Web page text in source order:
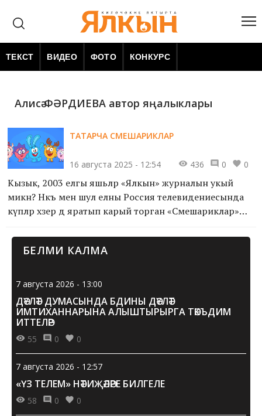
ТЕКСТ ВИДЕО ФОТО КОНКУРС
Алисә ФӘРДИЕВА автор яңалыклары
ТАТАРЧА СМЕШАРИКЛАР
16 августа 2025 - 12:54 436 0 0
Кызык, 2003 елгы яшьләр «Ялкын» журналын укый
микән? Нәкъ менә шул елны Россия телевидениесында
күпләр хәзер дә яратып карый торган «Смешариклар»
мультсериалдагы персонажлар татар дөньясында
нинди исемле булыр иде һәм нинди әдәби әсәрләр аларга
бүлештем.
БЕЛМИ КАЛМА
7 августа 2026 - 13:00
ДӘҮЛӘТ ДУМАСЫНДА БДИНЫ ДӘҮЛӘТ
ИМТИХАННАРЫНА АЛЫШТЫРЫРГА ТӘКЪДИМ
ИТТЕЛӘР
55 0 0
7 августа 2026 - 12:57
«ҮЗ ТЕЛЕМ» НӘТИҖӘЛӘРЕ БИЛГЕЛЕ
58 0 0